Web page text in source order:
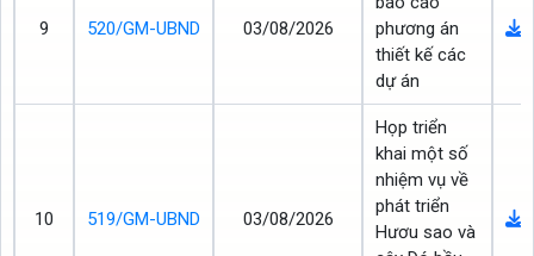
9 520/GM-UBND 03/08/2026
phương án
thiết kế các
dự án
10 519/GM-UBND 03/08/2026
Họp triển
khai một số
nhiệm vụ về
phát triển
Hươu sao và